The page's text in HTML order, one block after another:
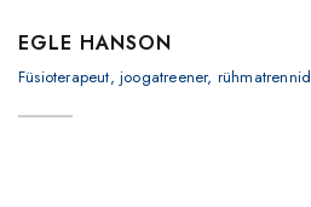
EGLE HANSON
Füsioterapeut, joogatreener, rühmatrennid